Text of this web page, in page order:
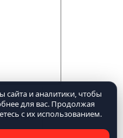
сайта и аналитики, чтобы
для вас. Продолжая
с их использованием.